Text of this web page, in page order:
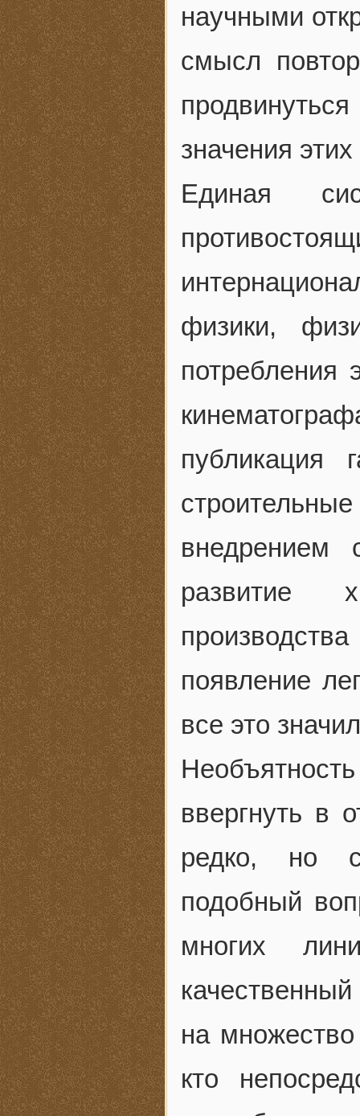
научными
смысл
значения
Единая
физики,
потребления
публикация
внедрением
развитие
появление
все это
ввергнуть в
редко, но
подобный
многих
на
кто